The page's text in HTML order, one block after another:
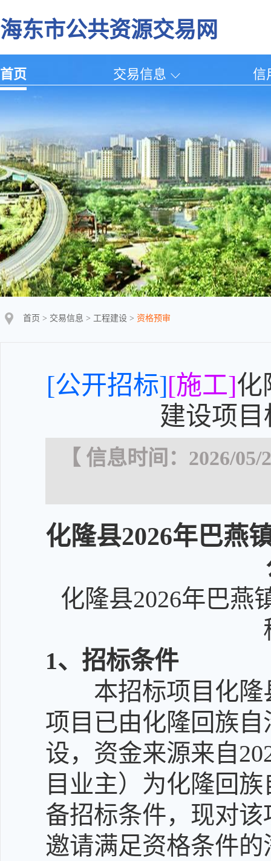
海东市公共资源交易网
首页 交易信息 信
首页 > 交易信息 > 工程建设 > 资格预审
[公开招标][施工]化
建设项
【 信息时间：2026/
化隆县2026年巴燕
化隆县2026年巴燕
1、招标条件
本招标项目化隆
项目已由化隆回族
设，资金来源来自
目业主）为化隆回
备招标条件，现对
邀请满足资格条件